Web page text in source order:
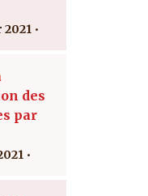
des
par